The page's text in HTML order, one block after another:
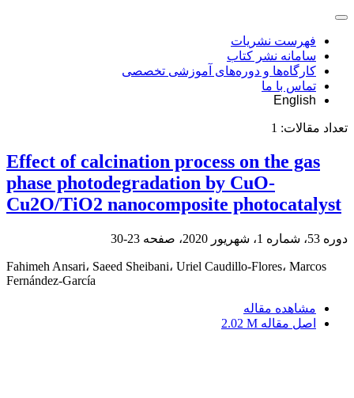
فهرست نشریات
سامانه نشر کتاب
کارگاه‌ها و دوره‌های آموزشی تخصصی
تماس با ما
English
تعداد مقالات: 1
Effect of calcination process on the gas
phase photodegradation by CuO-
Cu2O/TiO2 nanocomposite photocatalyst
دوره 53، شماره 1، شهریور 2020، صفحه 23-30
Fahimeh Ansari، Saeed Sheibani، Uriel Caudillo-Flores، Marcos
Fernández-García
مشاهده مقاله
اصل مقاله 2.02 M